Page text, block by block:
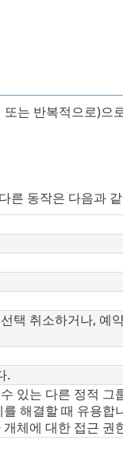
는 반복적으로)으
른 동작은 다음과
택 취소하거나, 예
.
있는 다른 정적 그
해결할 때 유용합
체에 대한 접근 권